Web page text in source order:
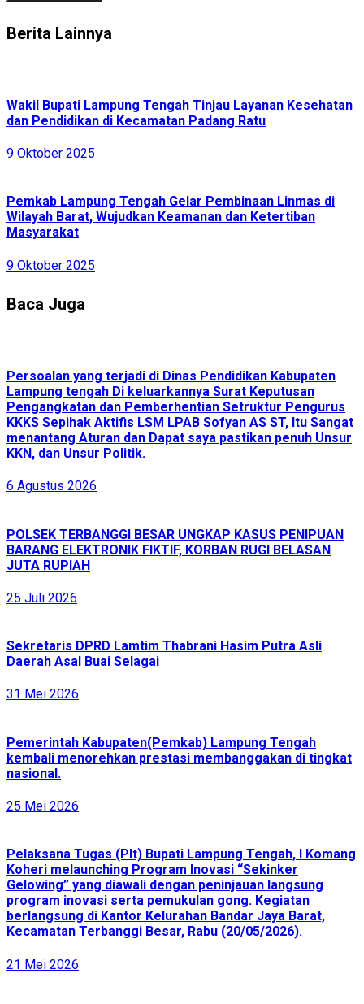
Berita Lainnya
Wakil Bupati Lampung Tengah Tinjau Layanan Kesehatan
dan Pendidikan di Kecamatan Padang Ratu
9 Oktober 2025
Pemkab Lampung Tengah Gelar Pembinaan Linmas di
Wilayah Barat, Wujudkan Keamanan dan Ketertiban
Masyarakat
9 Oktober 2025
Baca Juga
Persoalan yang terjadi di Dinas Pendidikan Kabupaten
Lampung tengah Di keluarkannya Surat Keputusan
Pengangkatan dan Pemberhentian Setruktur Pengurus
KKKS Sepihak Aktifis LSM LPAB Sofyan AS ST, Itu Sangat
menantang Aturan dan Dapat saya pastikan penuh Unsur
KKN, dan Unsur Politik.
6 Agustus 2026
POLSEK TERBANGGI BESAR UNGKAP KASUS PENIPUAN
BARANG ELEKTRONIK FIKTIF, KORBAN RUGI BELASAN
JUTA RUPIAH
25 Juli 2026
Sekretaris DPRD Lamtim Thabrani Hasim Putra Asli
Daerah Asal Buai Selagai
31 Mei 2026
Pemerintah Kabupaten(Pemkab) Lampung Tengah
kembali menorehkan prestasi membanggakan di tingkat
nasional.
25 Mei 2026
Pelaksana Tugas (Plt) Bupati Lampung Tengah, I Komang
Koheri melaunching Program Inovasi “Sekinker
Gelowing” yang diawali dengan peninjauan langsung
program inovasi serta pemukulan gong. Kegiatan
berlangsung di Kantor Kelurahan Bandar Jaya Barat,
Kecamatan Terbanggi Besar, Rabu (20/05/2026).
21 Mei 2026